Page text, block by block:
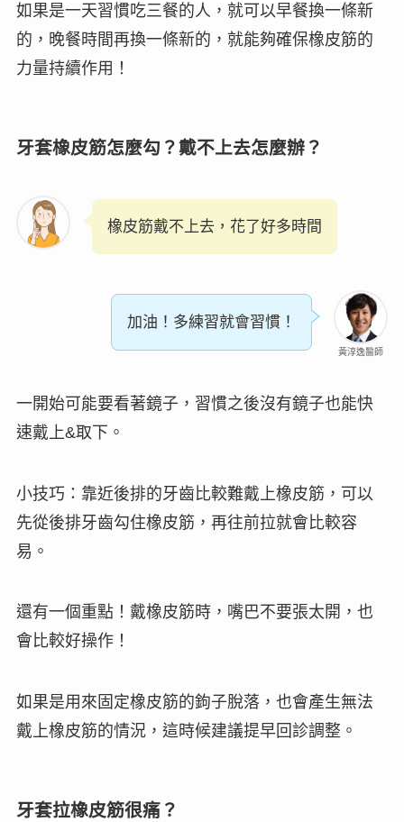
如果是一天習慣吃三餐的人，就可以早餐換一條新
的，晚餐時間再換一條新的，就能夠確保橡皮筋的
力量持續作用！
牙套橡皮筋怎麼勾？戴不上去怎麼辦？
橡皮筋戴不上去，花了好多時間
黃淳逸醫師
加油！多練習就會習慣！
一開始可能要看著鏡子，習慣之後沒有鏡子也能快
速戴上&取下。
小技巧：靠近後排的牙齒比較難戴上橡皮筋，可以
先從後排牙齒勾住橡皮筋，再往前拉就會比較容
易。
還有一個重點！戴橡皮筋時， 嘴巴不要張太開，也
會比較好操作！
如果是用來固定橡皮筋的鉤子脫落，也會產生無法
戴上橡皮筋的情況，這時候建議提早回診調整。
牙套拉橡皮筋很痛？